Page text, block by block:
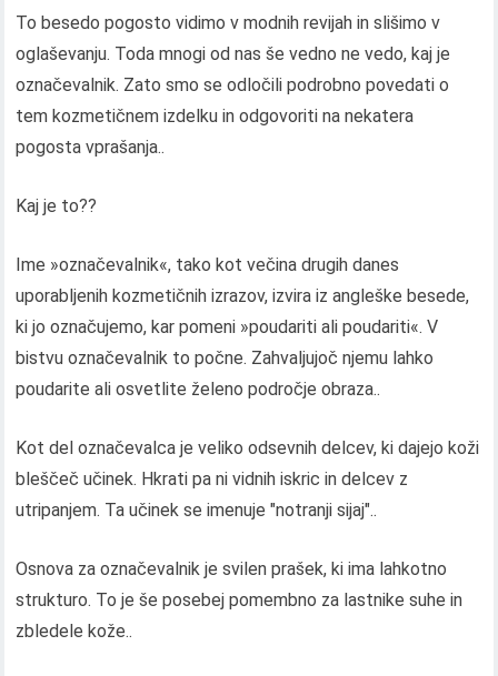
To besedo pogosto vidimo v modnih revijah in slišimo v
oglaševanju. Toda mnogi od nas še vedno ne vedo, kaj je
označevalnik. Zato smo se odločili podrobno povedati o
tem kozmetičnem izdelku in odgovoriti na nekatera
pogosta vprašanja..
Kaj je to??
Ime »označevalnik«, tako kot večina drugih danes
uporabljenih kozmetičnih izrazov, izvira iz angleške besede,
ki jo označujemo, kar pomeni »poudariti ali poudariti«. V
bistvu označevalnik to počne. Zahvaljujoč njemu lahko
poudarite ali osvetlite želeno področje obraza..
Kot del označevalca je veliko odsevnih delcev, ki dajejo koži
bleščeč učinek. Hkrati pa ni vidnih iskric in delcev z
utripanjem. Ta učinek se imenuje "notranji sijaj"..
Osnova za označevalnik je svilen prašek, ki ima lahkotno
strukturo. To je še posebej pomembno za lastnike suhe in
zbledele kože..